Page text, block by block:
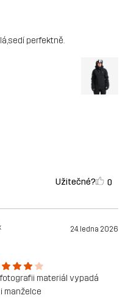
perfektně.
Užitečné? 0
24. ledna 2026
materiál vypadá
manželce